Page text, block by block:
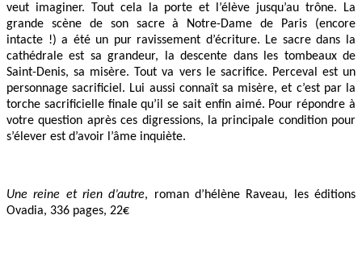
veut imaginer. Tout cela la porte et l’élève jusqu’au trône. La
grande scène de son sacre à Notre-Dame de Paris (encore
intacte !) a été un pur ravissement d’écriture. Le sacre dans la
cathédrale est sa grandeur, la descente dans les tombeaux de
Saint-Denis, sa misère. Tout va vers le sacrifice. Perceval est un
personnage sacrificiel. Lui aussi connaît sa misère, et c’est par la
torche sacrificielle finale qu’il se sait enfin aimé. Pour répondre à
votre question après ces digressions, la principale condition pour
s’élever est d’avoir l’âme inquiète.
Une reine et rien d’autre, roman d’hélène Raveau, les éditions
Ovadia, 336 pages, 22€